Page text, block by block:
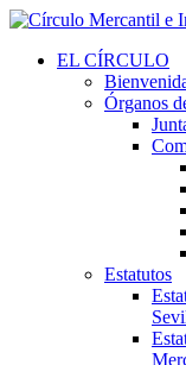
EL CÍRCULO
Órganos
Estatutos